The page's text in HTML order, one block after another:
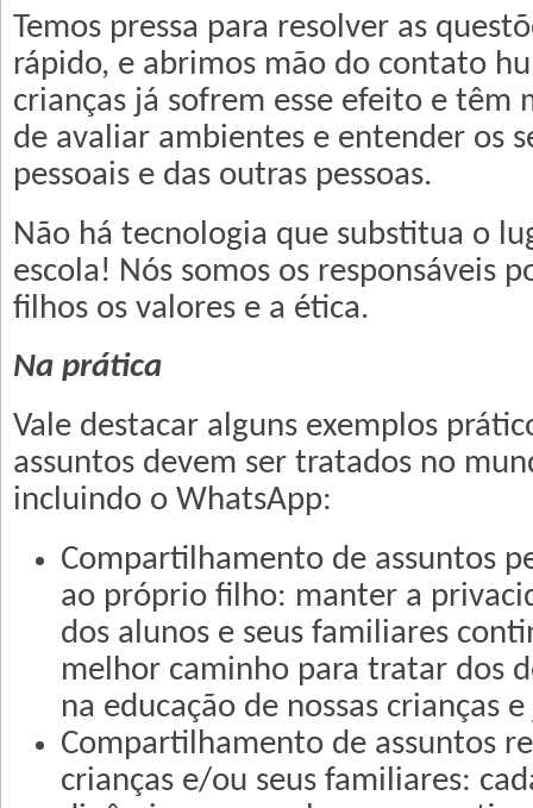
Temos pressa para resolver as
rápido, e abrimos mão do contato
crianças já sofrem esse efeito e têm
de avaliar ambientes e entender os
pessoais e das outras pessoas.
Não há tecnologia que substitua o
escola! Nós somos os responsáveis
filhos os valores e a ética.
Na prática
Vale destacar alguns exemplos
assuntos devem ser tratados no
incluindo o WhatsApp:
Compartilhamento de assuntos
ao próprio filho: manter a
dos alunos e seus familiares
melhor caminho para tratar dos
na educação de nossas crianças
Compartilhamento de assuntos
crianças e/ou seus familiares: